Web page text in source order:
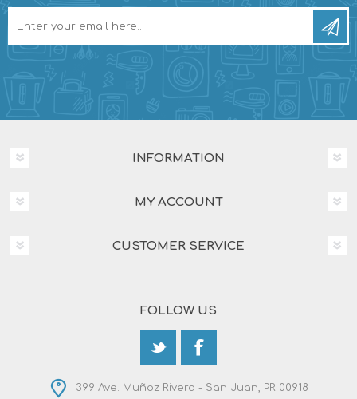
INFORMATION
MY ACCOUNT
CUSTOMER SERVICE
FOLLOW US
399 Ave. Muñoz Rivera - San Juan, PR 00918